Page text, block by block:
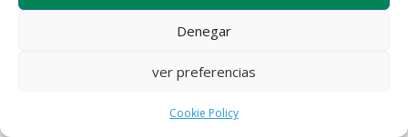
Denegar
ver preferencias
Cookie Policy